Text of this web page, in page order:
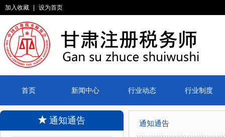
加入收藏 设为首页
首页 新闻中心 行业动态 行业制度
通知通告 通知通告